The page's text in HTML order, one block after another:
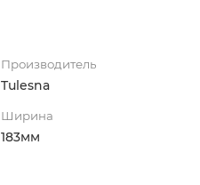
Производитель
Tulesna
Ширина
183мм